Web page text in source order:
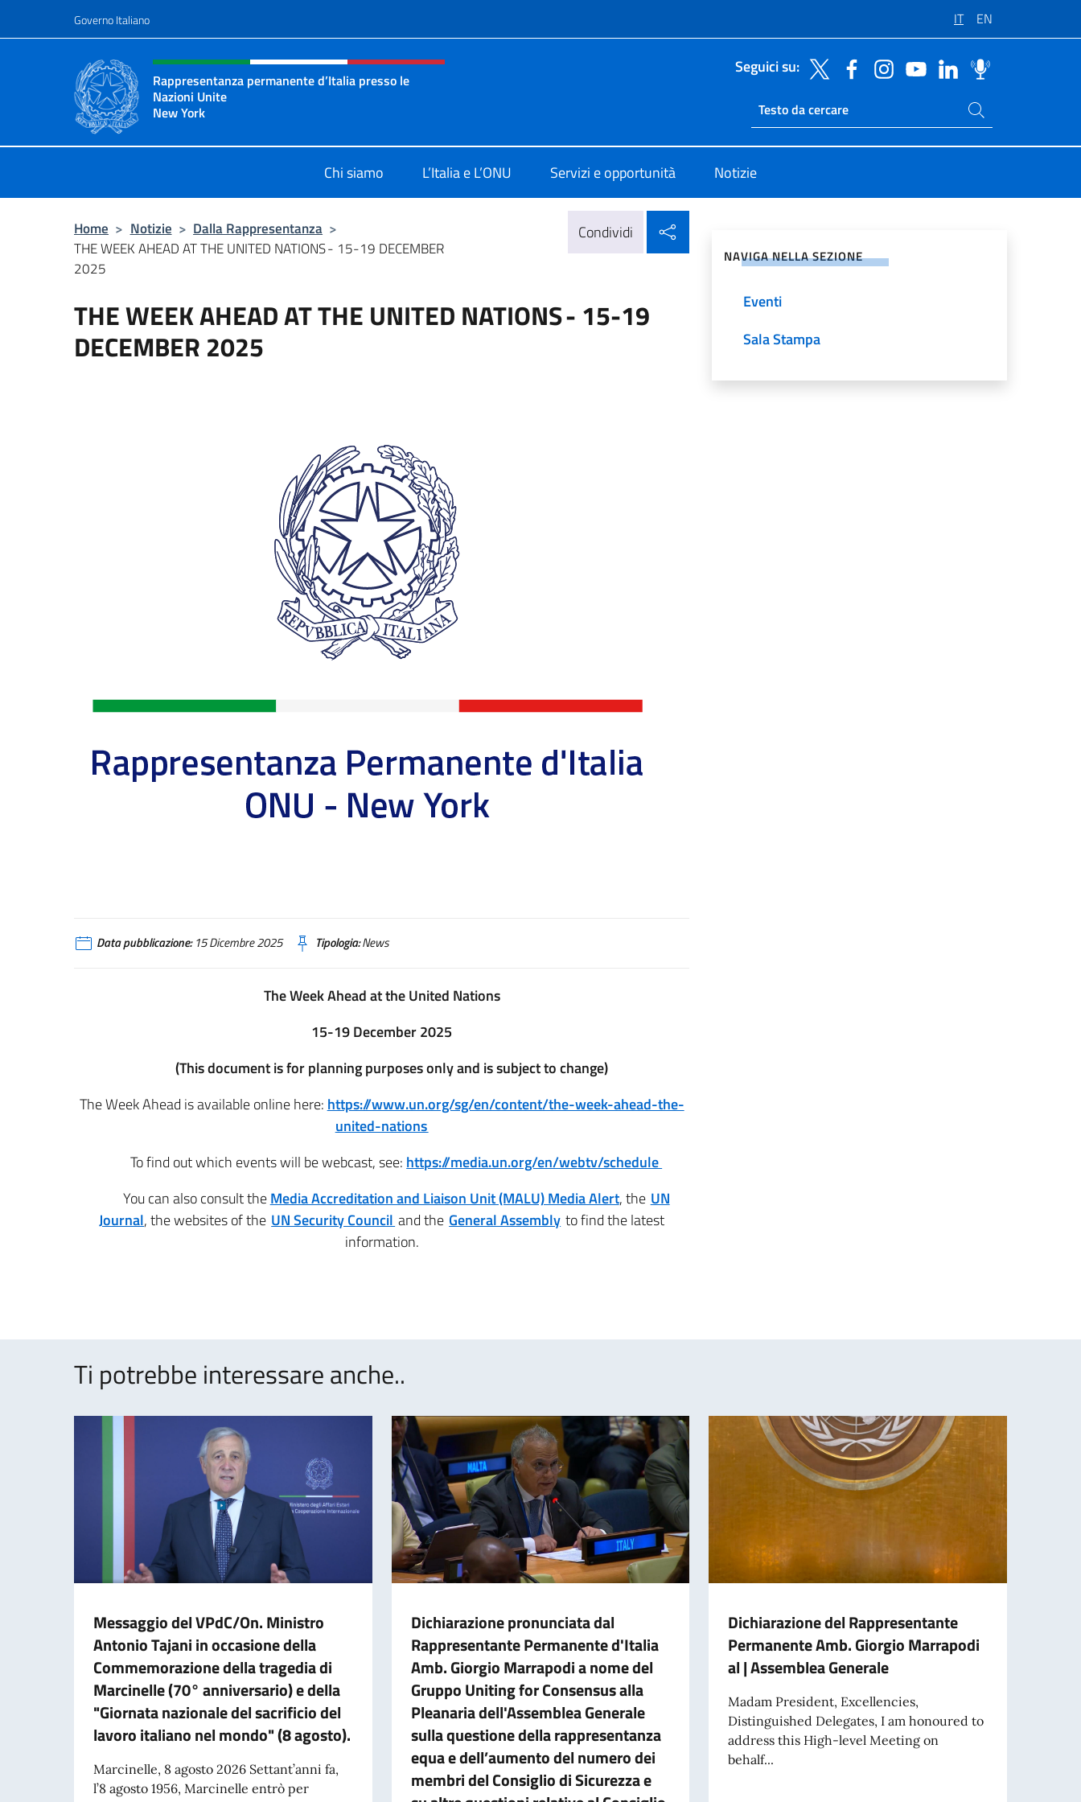
Governo Italiano IT EN
Intestazione sito, social e menù
Rappresentanza permanente d’Italia presso le
Nazioni Unite
New York
Il sito ufficiale della Rappresentanza permanente d’Italia presso le Nazioni Unite New York
Seguici su:
Ricerca sito live
Cerca nel sito
Chi siamo L’Italia e L’ONU Servizi e opportunità Notizie
Home > Notizie > Dalla Rappresentanza >
THE WEEK AHEAD AT THE UNITED NATIONS - 15-19 DECEMBER
2025
Condividi
THE WEEK AHEAD AT THE UNITED NATIONS - 15-19
DECEMBER 2025
Data pubblicazione:15 Dicembre 2025 Tipologia:News
The Week Ahead at the United Nations
15-19 December 2025
(This document is for planning purposes only and is subject to change)
The Week Ahead is available online here: https://www.un.org/sg/en/content/the-week-ahead-the-
united-nations
To find out which events will be webcast, see: https://media.un.org/en/webtv/schedule
You can also consult theMedia Accreditation and Liaison Unit (MALU) Media Alert, the UN
Journal, the websites of the UN Security Council and the General Assembly to find the latest
information.
NAVIGA NELLA SEZIONE
Eventi
Sala Stampa
Ti potrebbe interessare anche..
Messaggio del VPdC/On. Ministro
Antonio Tajani in occasione della
Commemorazione della tragedia di
Marcinelle (70° anniversario) e della
"Giornata nazionale del sacrificio del
lavoro italiano nel mondo" (8 agosto).
Marcinelle, 8 agosto 2026 Settant’anni fa,
l’8 agosto 1956, Marcinelle entrò per
Dichiarazione pronunciata dal
Rappresentante Permanente d'Italia
Amb. Giorgio Marrapodi a nome del
Gruppo Uniting for Consensus alla
Pleanaria dell'Assemblea Generale
sulla questione della rappresentanza
equa e dell’aumento del numero dei
membri del Consiglio di Sicurezza e
Dichiarazione del Rappresentante
Permanente Amb. Giorgio Marrapodi
al | Assemblea Generale
Madam President, Excellencies,
Distinguished Delegates, I am honoured to
address this High-level Meeting on
behalf...